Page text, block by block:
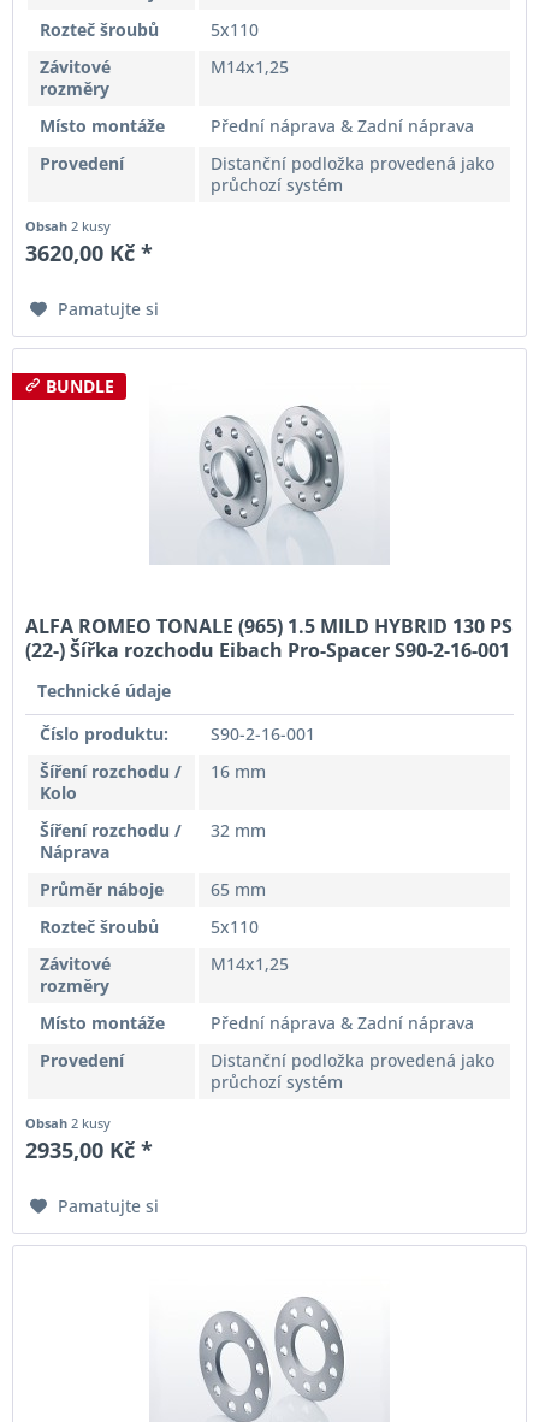
Rozteč šroubů
5x110
Závitové
rozměry
M14x1,25
Místo montáže
Přední náprava & Zadní náprava
Provedení
Distanční podložka provedená jako
průchozí systém
Obsah2 kusy
3620,00 Kč *
Pamatujte si
BUNDLE
ALFA ROMEO TONALE (965) 1.5 MILD HYBRID 130 PS
(22-) Šířka rozchodu Eibach Pro-Spacer S90-2-16-001
Technické údaje
Číslo produktu:
S90-2-16-001
Šíření rozchodu /
Kolo
16 mm
Šíření rozchodu /
Náprava
32 mm
Průměr náboje
65 mm
Rozteč šroubů
5x110
Závitové
rozměry
M14x1,25
Místo montáže
Přední náprava & Zadní náprava
Provedení
Distanční podložka provedená jako
průchozí systém
Obsah2 kusy
2935,00 Kč *
Pamatujte si